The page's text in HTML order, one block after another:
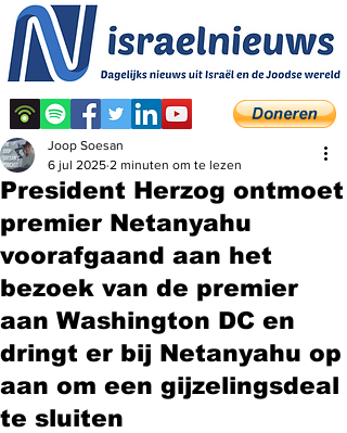
President Herzog ontmoet
premier Netanyahu
voorafgaand aan het
bezoek van de premier
aan Washington DC en
dringt er bij Netanyahu op
aan om een ​​gijzelingsdeal
te sluiten
Joop Soesan
6 jul 2025 2 minuten om te lezen